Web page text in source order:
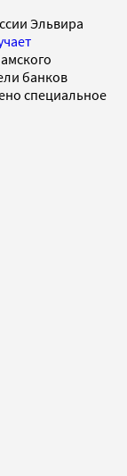
Эльвира
банков
специальное